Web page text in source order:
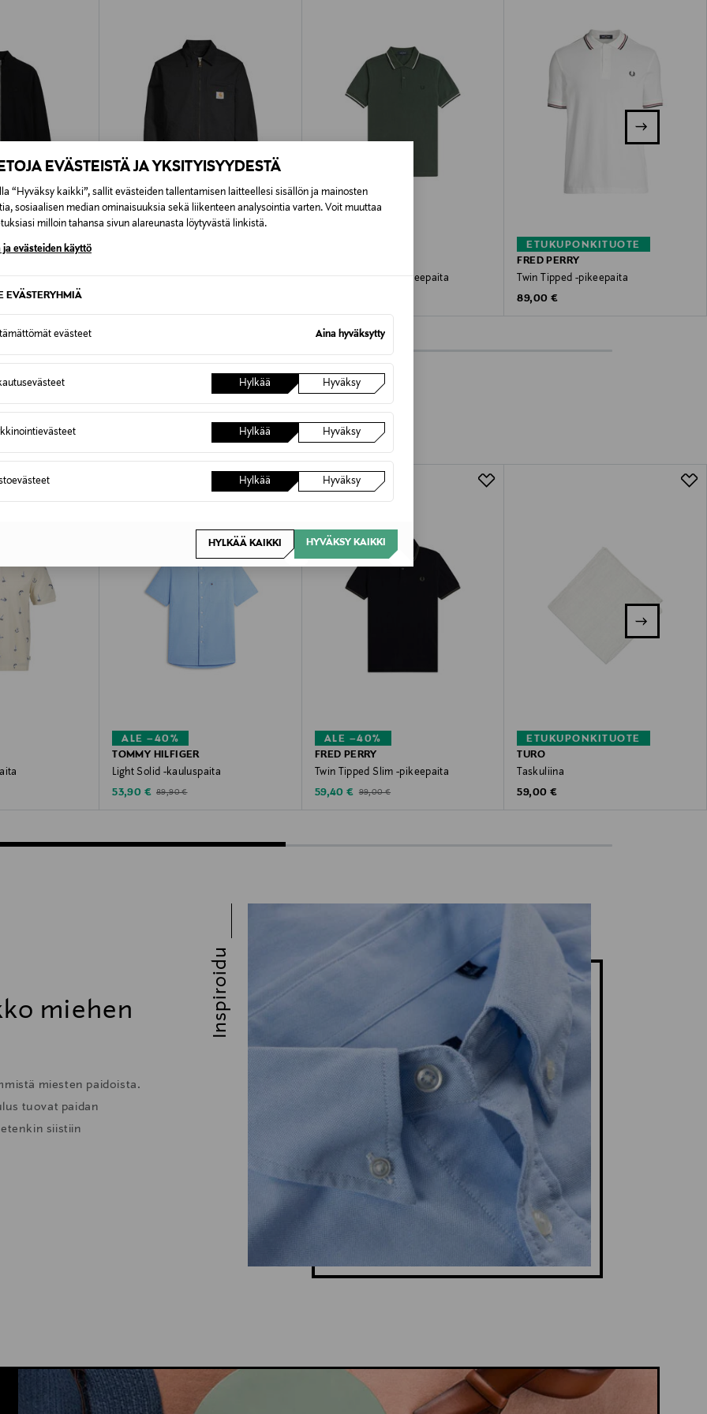
EVÄSTEISTÄ JA YKSITYISYYDESTÄ
“Hyväksy kaikki”, sallit evästeiden tallentamisen laitteellesi sisällön ja mainosten
sosiaalisen median ominaisuuksia sekä liikenteen analysointia varten. Voit muuttaa
milloin tahansa sivun alareunasta löytyvästä linkistä.
ja evästeiden käyttö
EVÄSTERYHMIÄ
evästeet Aina hyväksytty
Hylkää Hyväksy
Hylkää Hyväksy
Hylkää Hyväksy
HYLKÄÄ KAIKKI HYVÄKSY KAIKKI
Twin Tipped Slim -pikeepaita
ETUKUPONKITUOTE
FRED PERRY
Twin Tipped -pikeepaita
Original Price
89,00 €
ALE –40%
TOMMY HILFIGER
Light Solid -kauluspaita
Discounted Price
53,90 € Original Price
89,90 €
ALE –40%
FRED PERRY
Twin Tipped Slim -pikeepaita
Discounted Price
59,40 € Original Price
99,00 €
ETUKUPONKITUOTE
TURO
Taskuliina
Original Price
59,00 €
miehen
miesten paidoista.
tuovat paidan
siistiin
Inspiroidu